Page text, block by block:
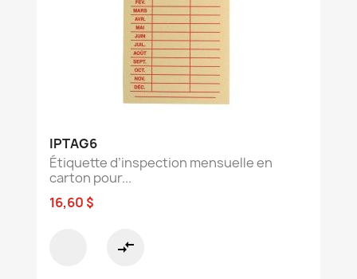
IPTAG6
Étiquette d’inspection mensuelle en
carton pour...
16,60 $
compare_arrows